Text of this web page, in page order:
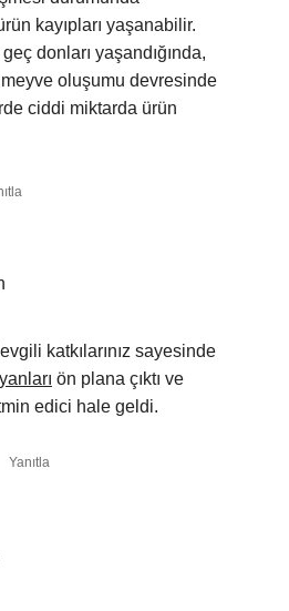
kayıpları yaşanabilir.
donları yaşandığında,
oluşumu devresinde
ciddi miktarda ürün
katkılarınız sayesinde
ön plana çıktı ve
edici hale geldi.
Yanıtla